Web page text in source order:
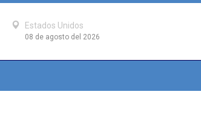
Estados Unidos
08 de agosto del 2026